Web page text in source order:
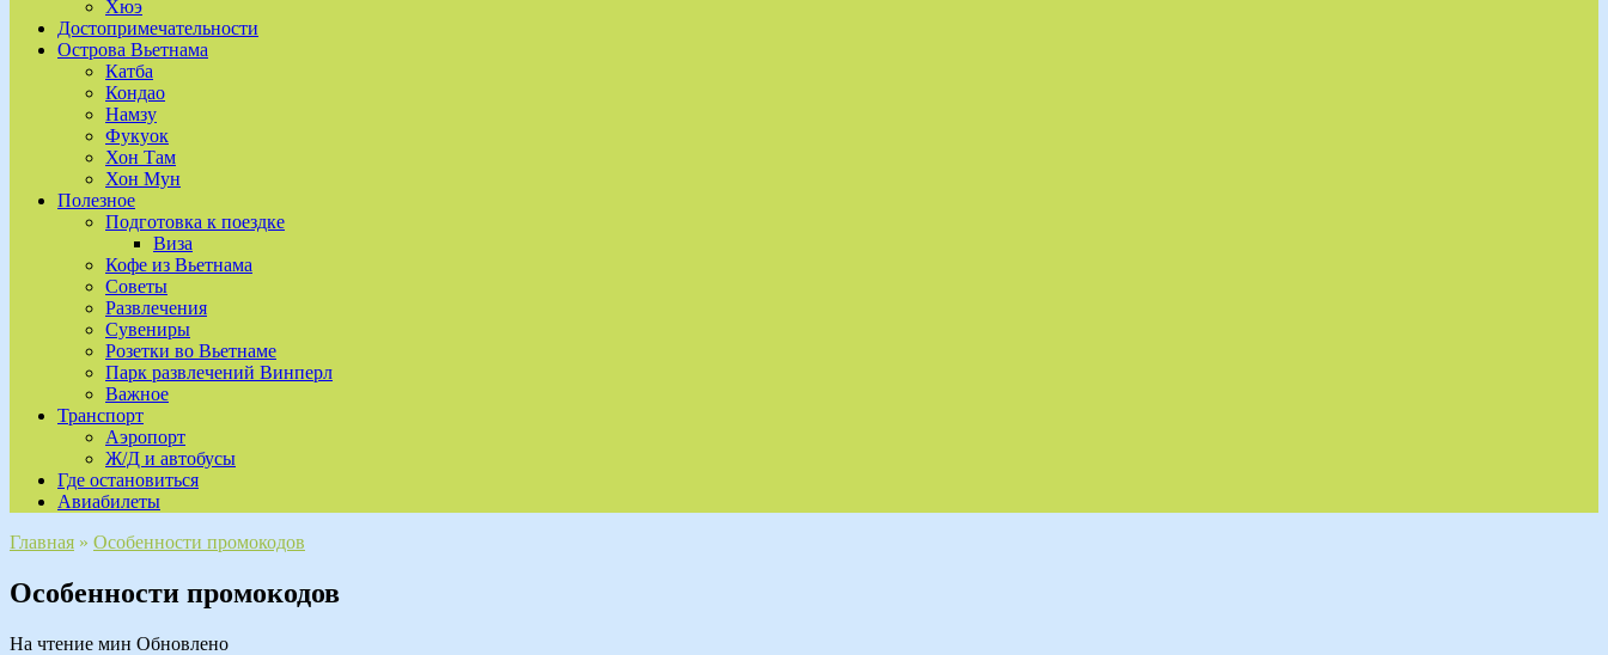
Хюэ
Достопримечательности
Острова Вьетнама
Катба
Кондао
Намзу
Фукуок
Хон Там
Хон Мун
Полезное
Подготовка к поездке
Виза
Кофе из Вьетнама
Советы
Развлечения
Сувениры
Розетки во Вьетнаме
Парк развлечений Винперл
Важное
Транспорт
Аэропорт
Ж/Д и автобусы
Где остановиться
Авиабилеты
Главная » Особенности промокодов
Особенности промокодов
На чтение мин Обновлено